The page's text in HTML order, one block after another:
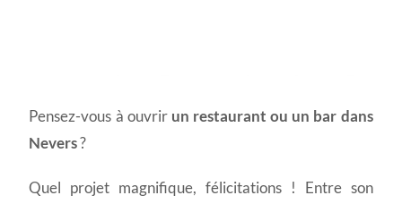
Nevers
Pensez-vous à ouvrir un restaurant ou un bar dans
Nevers?
Quel projet magnifique, félicitations ! Entre son